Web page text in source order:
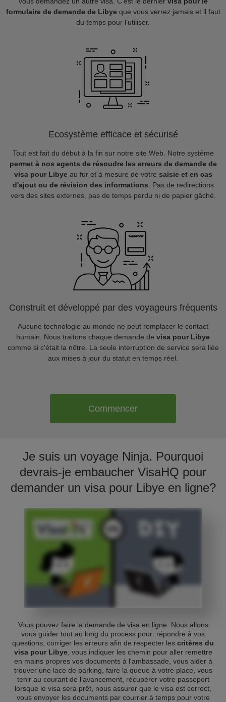
formulaire de demande de Libye que vous verrez jamais et il faut
du temps pour l’utiliser.
Ecosystème efficace et sécurisé
Tout est fait du début à la fin sur notre site Web. Notre système
permet à nos agents de résoudre les erreurs de demande de
visa pour Libye au fur et à mesure de votre saisie et en cas
d'ajout ou de révision des informations . Pas de redirections
vers des sites externes, pas de temps perdu ni de papier gâché.
Construit et développé par des voyageurs fréquents
Aucune technologie au monde ne peut remplacer le contact
humain. Nous traitons chaque demande de visa pour Libye
comme si c'était la nôtre. La seule interruption de service sera liée
aux mises à jour du statut en temps réel.
Commencer
Je suis un voyage Ninja. Pourquoi
devrais-je embaucher VisaHQ pour
demander un visa pour Libye en ligne?
Vous pouvez faire la demande de visa en ligne. Nous allons
vous guider tout au long du process pour: répondre à vos
questions, corriger les erreurs afin de respecter les critères du
visa pour Libye, vous indiquer les chemin pour aller remettre
en mains propres vos documents à l'ambassade, vous aider à
trouver une lace de parking, faire la queue à votre place, vous
tenir au courant de l'avancement, récupérer votre passeport
lorsque le visa sera prêt, nous assurer que le visa est correct,
vous envoyer les documents par courrier à temps pour votre